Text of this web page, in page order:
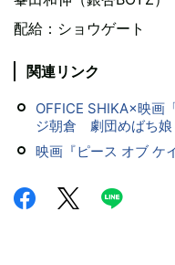
配給：ショウゲート
関連リンク
OFFICE SHIKA×映画
ジ朝倉 劇団めばち娘
映画『ピース オブ ケ